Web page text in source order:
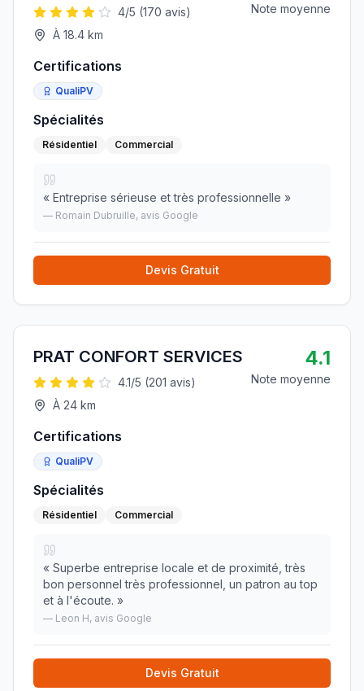
4/5 (170 avis)
À 18.4 km
Note moyenne
Certifications
QualiPV
Spécialités
Résidentiel Commercial
« Entreprise sérieuse et très professionnelle »
— Romain Dubruille, avis Google
Devis Gratuit
PRAT CONFORT SERVICES
4.1/5 (201 avis)
À 24 km
4.1
Note moyenne
Certifications
QualiPV
Spécialités
Résidentiel Commercial
« Superbe entreprise locale et de proximité, très
bon personnel très professionnel, un patron au top
et à l'écoute. »
— Leon H, avis Google
Devis Gratuit